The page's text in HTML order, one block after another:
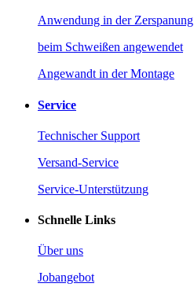
Anwendung in der Zerspanung
beim Schweißen angewendet
Angewandt in der Montage
Service
Technischer Support
Versand-Service
Service-Unterstützung
Schnelle Links
Über uns
Jobangebot